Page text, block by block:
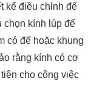
kế điều chỉnh để
chọn kính lúp để
có đế hoặc khung
rằng kính có cơ
cho công việc